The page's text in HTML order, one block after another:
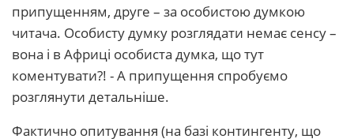
припущенням, друге – за особистою думкою
читача. Особисту думку розглядати немає сенсу –
вона і в Африці особиста думка, що тут
коментувати?! - А припущення спробуємо
розглянути детальніше.
Фактично опитування (на базі контингенту, що